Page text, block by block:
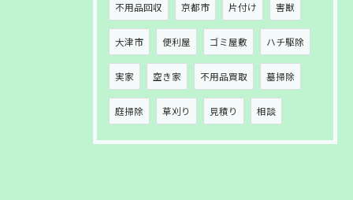
不用品回収 京都市 片付け 害獣
大津市 便利屋 ゴミ屋敷 ハチ駆除
実家 空き家 不用品買取 墓掃除
庭掃除 草刈り 見積り 相談